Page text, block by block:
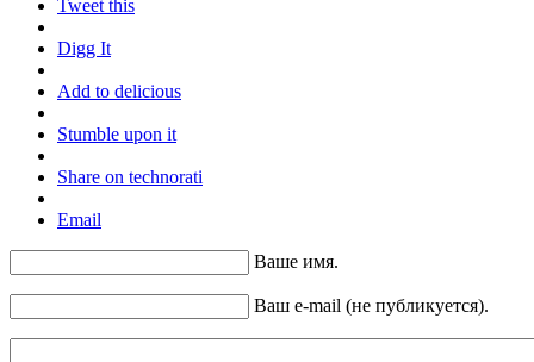
Tweet this
Digg It
Add to delicious
Stumble upon it
Share on technorati
Email
Ваше имя.
Ваш e-mail (не публикуется).